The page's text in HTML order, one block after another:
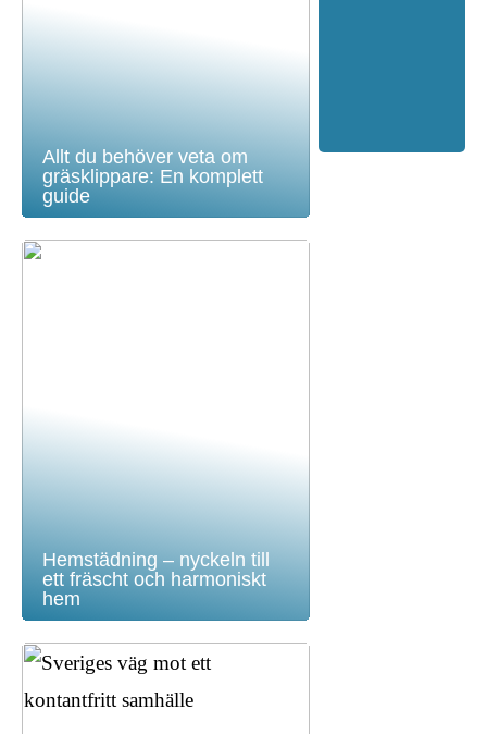
Allt du behöver veta om
gräsklippare: En komplett
guide
Hemstädning – nyckeln till
ett fräscht och harmoniskt
hem